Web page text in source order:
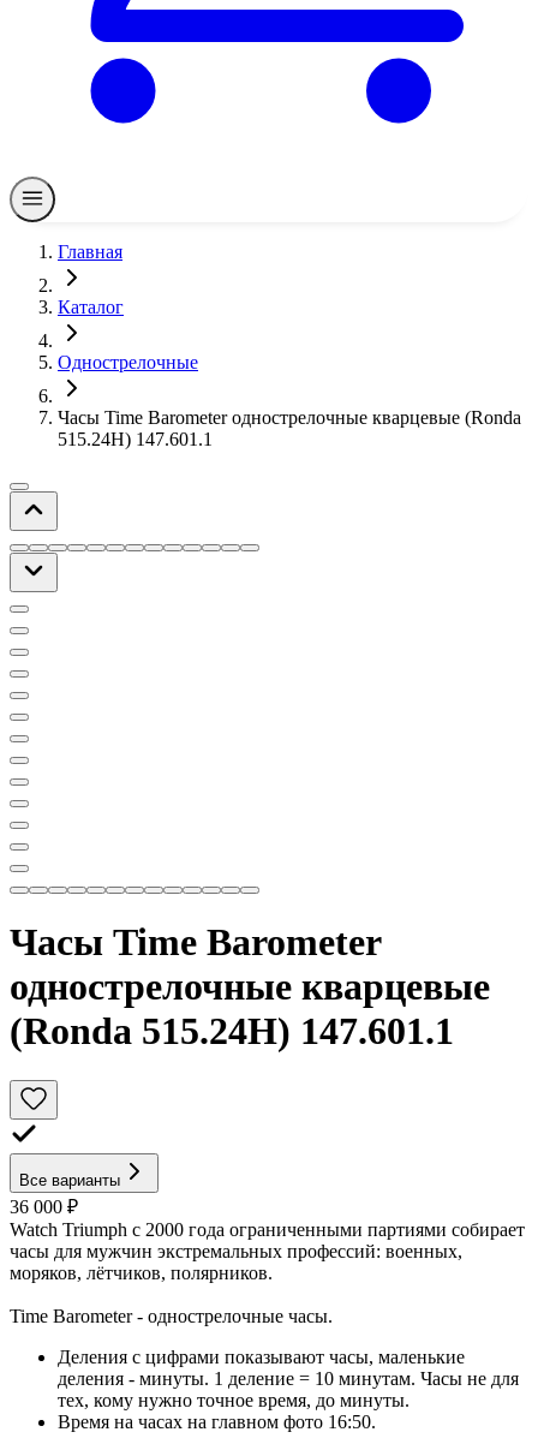
Главная
Каталог
Однострелочные
Часы Time Barometer однострелочные кварцевые (Ronda
515.24H) 147.601.1
Часы Time Barometer
однострелочные кварцевые
(Ronda 515.24H) 147.601.1
Все варианты
36 000 ₽
Watch Triumph с 2000 года ограниченными партиями собирает
часы для мужчин экстремальных профессий: военных,
моряков, лётчиков, полярников.
Time Barometer - однострелочные часы.
Деления с цифрами показывают часы, маленькие
деления - минуты. 1 деление = 10 минутам. Часы не для
тех, кому нужно точное время, до минуты.
Время на часах на главном фото 16:50.